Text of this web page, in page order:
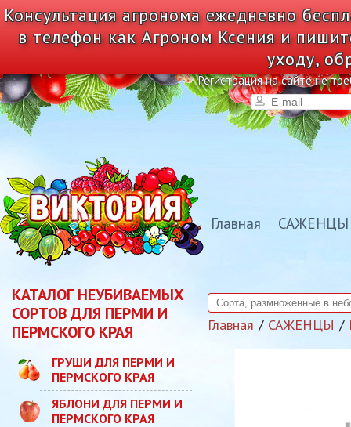
Консультация агронома ежедневно
в телефон как Агроном Ксения и
уходу,
Регистрация на сайте не
Главная САЖЕНЦЫ
КАТАЛОГ НЕУБИВАЕМЫХ
СОРТОВ ДЛЯ ПЕРМИ И
ПЕРМСКОГО КРАЯ
ГРУШИ ДЛЯ ПЕРМИ И
ПЕРМСКОГО КРАЯ
ЯБЛОНИ ДЛЯ ПЕРМИ И
ПЕРМСКОГО КРАЯ
Главная САЖЕНЦЫ